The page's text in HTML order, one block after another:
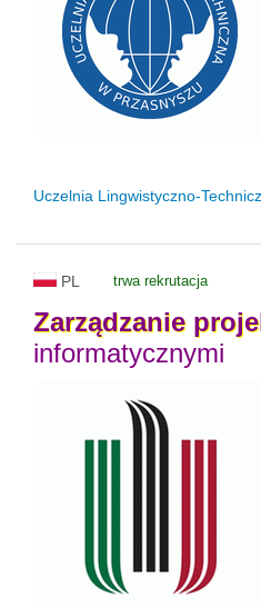
Uczelnia Lingwistyczno-
PL trwa rekrutacja
Zarządzanie
informatycznymi